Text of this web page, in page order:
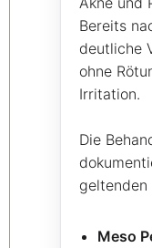
Bereits
deutliche
ohne
Irritation.
Die
geltenden
Meso